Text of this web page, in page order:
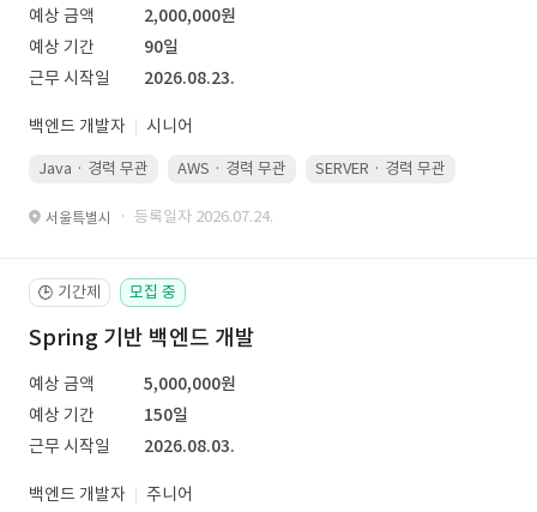
예상 금액
2,000,000원
예상 기간
90일
근무 시작일
2026.08.23.
백엔드 개발자 시니어
Java · 경력 무관 AWS · 경력 무관 SERVER · 경력 무관
서울특별시 · 등록일자 2026.07.24.
🕒 기간제 모집 중
Spring 기반 백엔드 개발
예상 금액
5,000,000원
예상 기간
150일
근무 시작일
2026.08.03.
백엔드 개발자 주니어